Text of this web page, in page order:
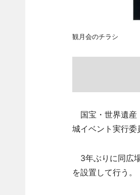
観月会のチラシ
国宝・世界遺産
城イベント実行委
3年ぶりに同広
を設置して行う。